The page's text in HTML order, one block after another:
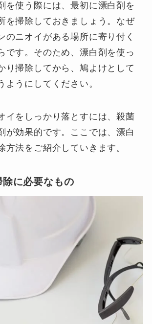
を使う際には、最初に漂白剤を
を掃除しておきましょう。なぜ
のニオイがある場所に寄り付く
です。そのため、漂白剤を使っ
り掃除してから、鳩よけとして
ようにしてください。
イをしっかり落とすには、殺菌
が効果的です。ここでは、漂白
方法をご紹介していきます。
に必要なもの